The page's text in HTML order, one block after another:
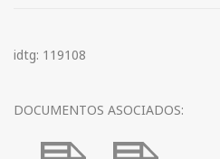
idtg: 119108
DOCUMENTOS ASOCIADOS: